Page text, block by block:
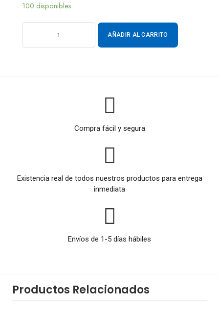
100 disponibles
AÑADIR AL CARRITO
Compra fácil y segura
Existencia real de todos nuestros productos para entrega
inmediata
Envíos de 1-5 días hábiles
Productos Relacionados